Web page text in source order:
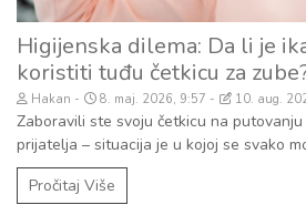
Higijenska dilema: Da li je
koristiti tuđu četkicu za
Hakan 8. maj. 2026, 9:57 10. aug.
Zaboravili ste svoju četkicu na
prijatelja – situacija je u kojoj se svako
Pročitaj Više